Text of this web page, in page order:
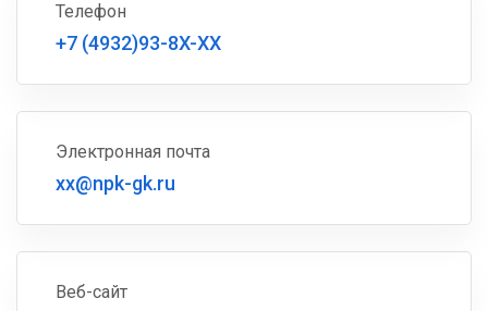
Телефон
+7 (4932)93-8X-XX
Электронная почта
xx@npk-gk.ru
Веб-сайт